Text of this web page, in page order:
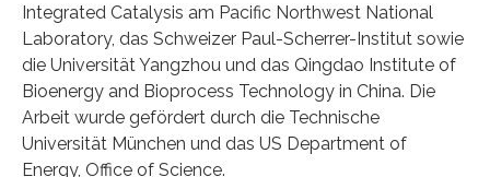
Integrated Catalysis am Pacific Northwest National
Laboratory, das Schweizer Paul-Scherrer-Institut sowie
die Universität Yangzhou und das Qingdao Institute of
Bioenergy and Bioprocess Technology in China. Die
Arbeit wurde gefördert durch die Technische
Universität München und das US Department of
Energy, Office of Science.